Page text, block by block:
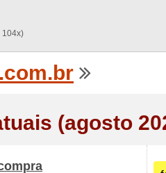
104x)
(agosto